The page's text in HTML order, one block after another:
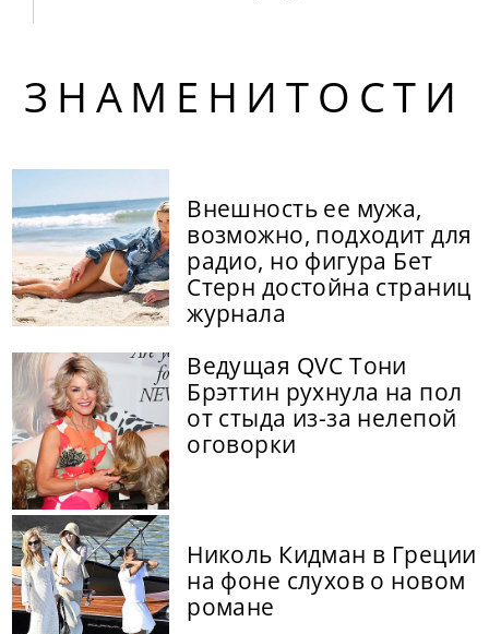
ЗНАМЕНИТОСТИ
Внешность ее мужа,
возможно, подходит для
радио, но фигура Бет
Стерн достойна страниц
журнала
Ведущая QVC Тони
Брэттин рухнула на пол
от стыда из-за нелепой
оговорки
Николь Кидман в Греции
на фоне слухов о новом
романе